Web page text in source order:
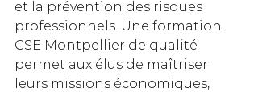
et la prévention des risques
professionnels. Une formation
CSE Montpellier de qualité
permet aux élus de maîtriser
leurs missions économiques,